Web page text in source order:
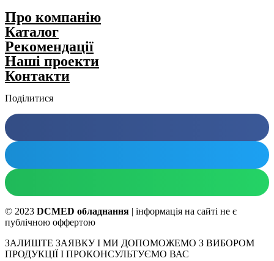
Про компанію
Каталог
Рекомендації
Нашi проекти
Контакти
Поділитися
© 2023 DCMED обладнання | інформація на сайті не є
публічною оффертою
ЗАЛИШТЕ ЗАЯВКУ І МИ ДОПОМОЖЕМО З ВИБОРОМ
ПРОДУКЦІЇ І ПРОКОНСУЛЬТУЄМО ВАС